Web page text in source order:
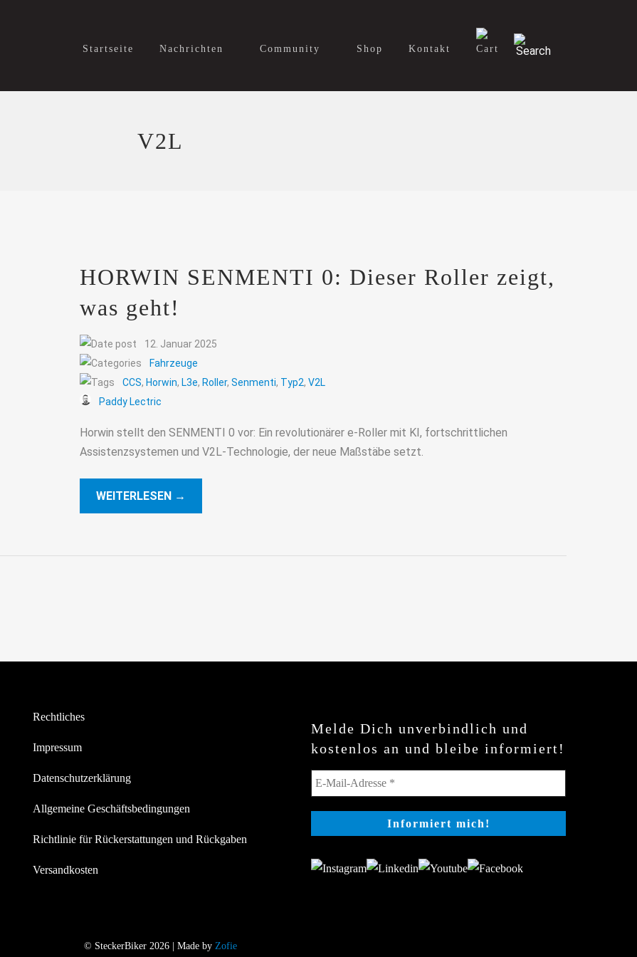
Startseite Nachrichten Community Shop Kontakt
V2L
HORWIN SENMENTI 0: Dieser Roller zeigt,
was geht!
12. Januar 2025
Fahrzeuge
CCS, Horwin, L3e, Roller, Senmenti, Typ2, V2L
Paddy Lectric
Horwin stellt den SENMENTI 0 vor: Ein revolutionärer e-Roller mit KI, fortschrittlichen
Assistenzsystemen und V2L-Technologie, der neue Maßstäbe setzt.
WEITERLESEN →
Rechtliches
Impressum
Datenschutzerklärung
Allgemeine Geschäftsbedingungen
Richtlinie für Rückerstattungen und Rückgaben
Versandkosten
Melde Dich unverbindlich und
kostenlos an und bleibe informiert!
© SteckerBiker 2026 | Made by Zofie